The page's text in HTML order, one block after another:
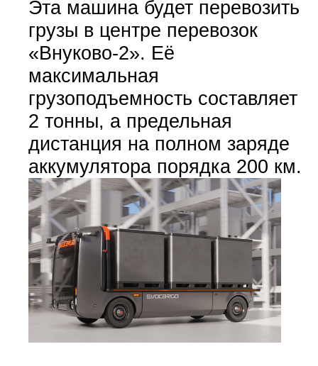
Эта машина будет перевозить
грузы в центре перевозок
«Внуково-2». Её
максимальная
грузоподъемность составляет
2 тонны, а предельная
дистанция на полном заряде
аккумулятора порядка 200 км.